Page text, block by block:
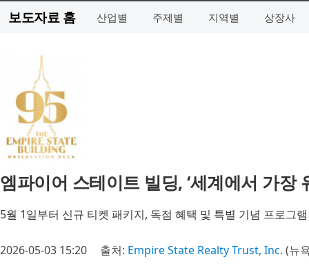
보도자료 홈 산업별 주제별 지역별 상장사
엠파이어 스테이트 빌딩, ‘세계에서 가장
5월 1일부터 신규 티켓 패키지, 독점 혜택 및 특별 기념 프로그
2026-05-03 15:20 출처: Empire State Realty Trust, Inc. (뉴